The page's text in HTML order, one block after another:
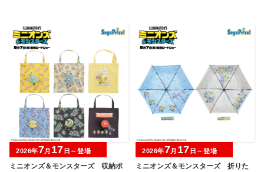
ミニオンズ＆モンスターズ 収納ポ
2026年7月 17 日～登場
ミニオンズ＆モンスターズ 折りた
2026年7月 17 日～登場